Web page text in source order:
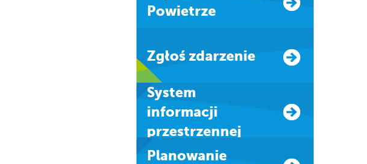
Powietrze
Zgłoś zdarzenie
system
informacji
przestrzennej
Planowanie